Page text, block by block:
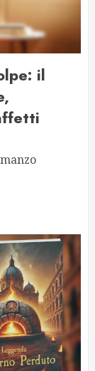
il